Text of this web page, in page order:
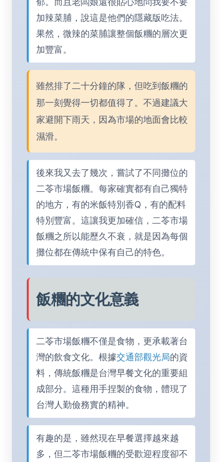
加辣菜脯，說這是他們的隱藏版吃法。
果然，微辣的菜脯讓整個飯糰的層次更
加豐富。
雖然排了二十分鐘的隊，但吃到飯糰的
那一刻覺得一切都值得了。不過建議大
家避開下雨天，因為市場的地面會比較
濕滑。
後來我又去了幾次，嘗試了不同攤位的
二苓市場飯糰。每家確實都有自己獨特
的地方，有的米飯特別香Q，有的配料
特別豐富。這讓我更加確信，二苓市場
飯糰之所以能歷久不衰，就是因為每個
攤位都在傳統中保有自己的特色。
飯糰的文化意義
二苓市場飯糰不僅是食物，更承載著台
灣的飲食文化。根據交通部觀光局的資
料，傳統飯糰是台灣早餐文化的重要組
成部分。這種用手捏製的食物，體現了
台灣人勤儉務實的精神。
有趣的是，雖然現在早餐選擇越來越
多，但二苓市場飯糰的受歡迎程度卻不